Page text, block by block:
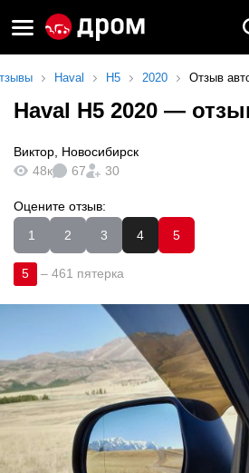
Haval H5 2020 Отзыв
Haval H5 2020 —
Виктор Новосибирск
48к
67 30
Оцените отзыв:
1
2 3 4 5
5 – 461 пятерка